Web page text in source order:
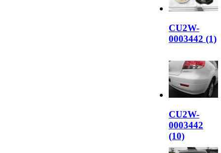
CU2W-
0003442 (1)
CU2W-
0003442
(10)